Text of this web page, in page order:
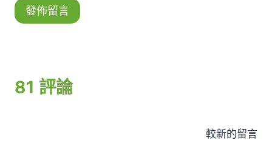
81 評論
較新的留言